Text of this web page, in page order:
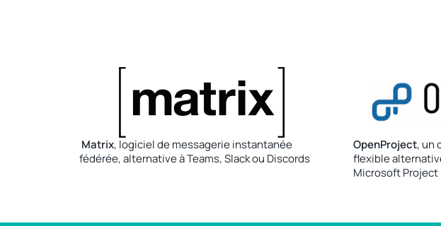
Matrix, logiciel de messagerie instantanée
fédérée, alternative à Teams, Slack ou Discords
OpenProject, un
flexible
Microsoft Project